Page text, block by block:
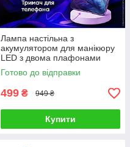
Лампа настільна з
акумулятором для манікюру
LED з двома плафонами
підставкою для телефону
сенсорним керуванням 3
режими світла
Готово до відправки
499 ₴ 949 ₴
Купити